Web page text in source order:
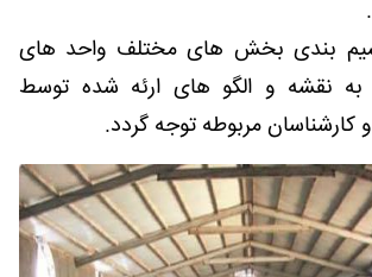
بندی بخش های مختلف واحد های
به نقشه و الگو های ارئه شده توسط
کارشناسان مربوطه توجه گردد.